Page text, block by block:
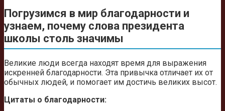
Погрузимся в мир благодарности и
узнаем, почему слова президента
школы столь значимы
Великие люди всегда находят время для выражения
искренней благодарности. Эта привычка отличает их от
обычных людей, и помогает им достичь великих высот.
Цитаты о благодарности: